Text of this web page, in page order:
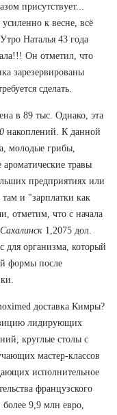
присутствует...
к весне, всё
Наталья 43 года
Он отметил, что
зарезервированы
сделать.
в 89 тыс. Однако, эта
накоплений. К данной
молодые грибы,
травы
предприятиях или
и "зарплатки как
отметим, что с начала
1,2075 дол.
для организма, который
формы после
доставка Кимры?
лидирующих
круглые столы с
мастер-классов
исполнительное
французского
9,9 млн евро,